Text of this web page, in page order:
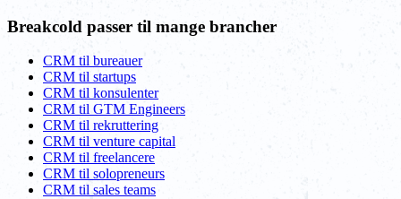
Breakcold passer til mange brancher
CRM til bureauer
CRM til startups
CRM til konsulenter
CRM til GTM Engineers
CRM til rekruttering
CRM til venture capital
CRM til freelancere
CRM til solopreneurs
CRM til sales teams